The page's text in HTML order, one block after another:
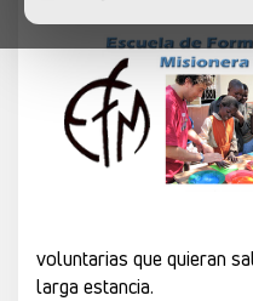
voluntarias que quieran
larga estancia.